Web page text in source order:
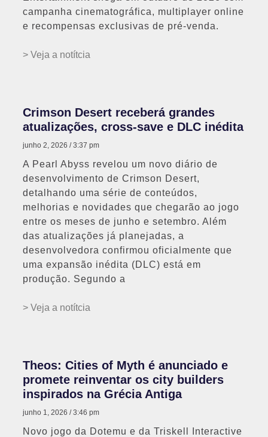
campanha cinematográfica, multiplayer online
e recompensas exclusivas de pré-venda.
> Veja a notítcia
Crimson Desert receberá grandes
atualizações, cross-save e DLC inédita
junho 2, 2026 3:37 pm
A Pearl Abyss revelou um novo diário de
desenvolvimento de Crimson Desert,
detalhando uma série de conteúdos,
melhorias e novidades que chegarão ao jogo
entre os meses de junho e setembro. Além
das atualizações já planejadas, a
desenvolvedora confirmou oficialmente que
uma expansão inédita (DLC) está em
produção. Segundo a
> Veja a notítcia
Theos: Cities of Myth é anunciado e
promete reinventar os city builders
inspirados na Grécia Antiga
junho 1, 2026 3:46 pm
Novo jogo da Dotemu e da Triskell Interactive